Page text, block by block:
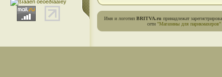
Имя и логотип BRITVA.ru принадлежат
сети "Магазины для парикмахеров"